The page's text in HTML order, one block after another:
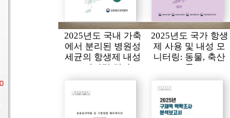
2025년도 국내 가축
에서 분리된 병원성
세균의 항생제 내성
모니터링 결과
2025년도 국가 항생
제 사용 및 내성 모
니터링: 동물, 축산
물